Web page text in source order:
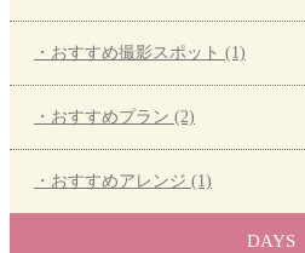
・おすすめ撮影スポット (1)
・おすすめプラン (2)
・おすすめアレンジ (1)
DAYS